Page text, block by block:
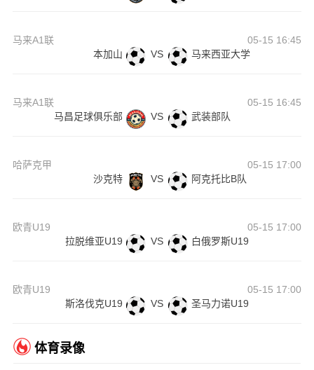
马来A1联
05-15 16:45
本加山
VS 马来西亚大学
马来A1联
05-15 16:45
马昌足球俱乐部
VS 武装部队
哈萨克甲
05-15 17:00
沙克特
VS 阿克托比B队
欧青U19
05-15 17:00
拉脱维亚U19
VS 白俄罗斯U19
欧青U19
05-15 17:00
斯洛伐克U19
VS 圣马力诺U19
体育录像